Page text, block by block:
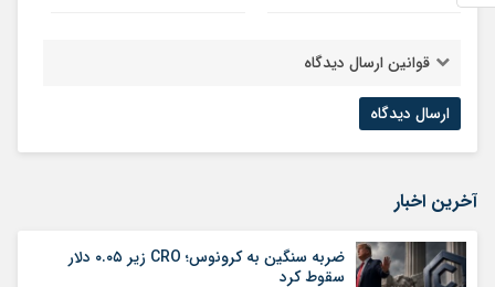
قوانین ارسال دیدگاه
آخرین اخبار
ضربه سنگین به کرونوس؛ CRO زیر ۰.۰۵ دلار
سقوط کرد